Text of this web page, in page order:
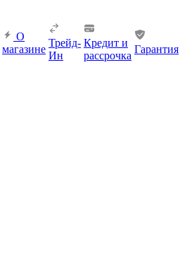
О
магазине
Трейд-
Ин
Кредит и
рассрочка
Гарантия